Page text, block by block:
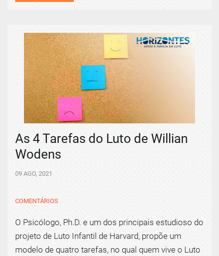
As 4 Tarefas do Luto de Willian
Wodens
09 AGO, 2021
COMENTÁRIOS
O Psicólogo, Ph.D. e um dos principais estudioso do
projeto de Luto Infantil de Harvard, propõe um
modelo de quatro tarefas, no qual quem vive o Luto